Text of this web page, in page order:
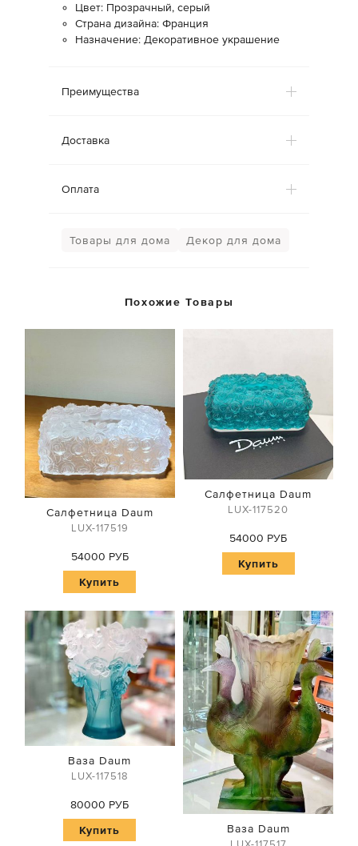
Цвет: Прозрачный, серый
Страна дизайна: Франция
Назначение: Декоративное украшение
Преимущества
Доставка
Оплата
Товары для дома Декор для дома
Похожие Товары
Салфетница Daum
LUX-117519
54000 РУБ
Купить
Салфетница Daum
LUX-117520
54000 РУБ
Купить
Ваза Daum
LUX-117518
80000 РУБ
Купить
Ваза Daum